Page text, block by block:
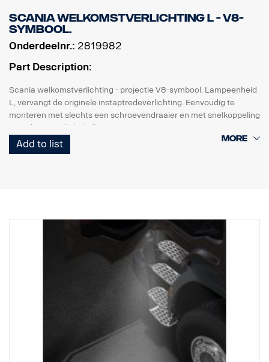
Scania welkomstverlichting L - V8-
symbool.
Onderdeelnr.: 2819982
Part Description:
Scania welkomstverlichting - projectie V8-symbool. Lampeenheid
L, vervangt de originele instaptredeverlichting. Eenvoudig te
monteren met slechts een schroevendraaier en met snelkoppeling
voor de originele kabelboom.
Opmerking. Alleen bestemd voor vrachtwagens met originele
Add to list